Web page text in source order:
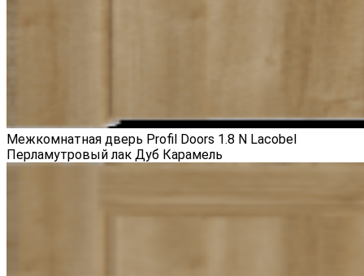
Межкомнатная дверь Profil Doors 1.8 N Lacobel
Перламутровый лак Дуб Карамель